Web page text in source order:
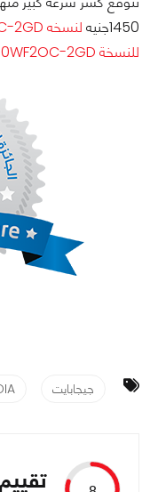
1450جنيه
لنسخه N950OC-2GD ذات المروحه الواحده
للنسخة N950WF2OC-2GD ذات المروحتين
جيجابايت